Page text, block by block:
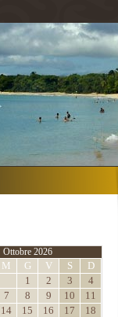
Ottobre 2026
M G V S
D
1
2 3
4
7 8 9 10
11
14 15 16 17
18